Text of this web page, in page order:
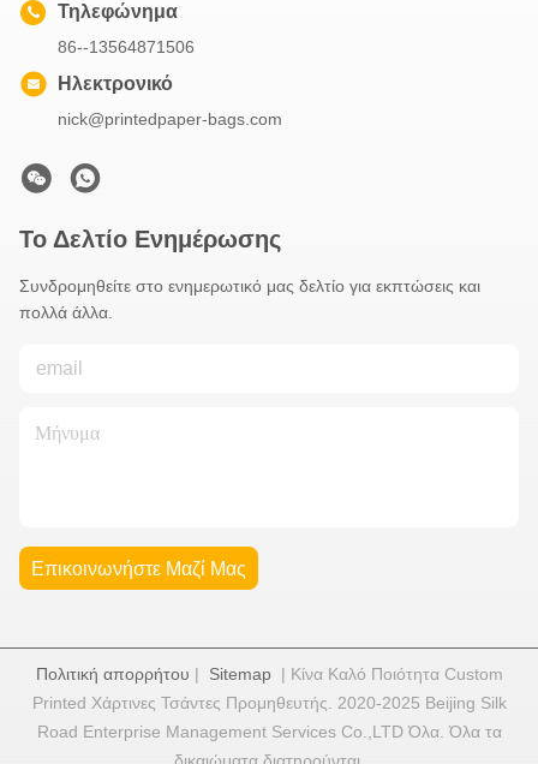
Τηλεφώνημα
86--13564871506
Ηλεκτρονικό
nick@printedpaper-bags.com
Το Δελτίο Ενημέρωσης
Συνδρομηθείτε στο ενημερωτικό μας δελτίο για εκπτώσεις και
πολλά άλλα.
Επικοινωνήστε Μαζί Μας
Πολιτική απορρήτου | Sitemap| Κίνα Καλό Ποιότητα Custom
Printed Χάρτινες Τσάντες Προμηθευτής. 2020-2025 Beijing Silk
Road Enterprise Management Services Co.,LTD Όλα. Όλα τα